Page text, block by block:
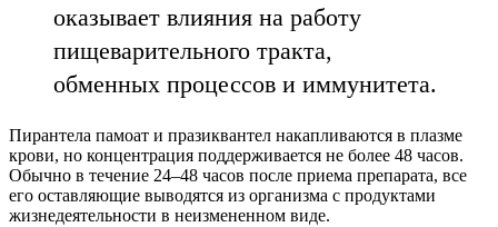
оказывает влияния на работу
пищеварительного тракта,
обменных процессов и иммунитета.
Пирантела памоат и празиквантел накапливаются в плазме
крови, но концентрация поддерживается не более 48 часов.
Обычно в течение 24–48 часов после приема препарата, все
его оставляющие выводятся из организма с продуктами
жизнедеятельности в неизмененном виде.